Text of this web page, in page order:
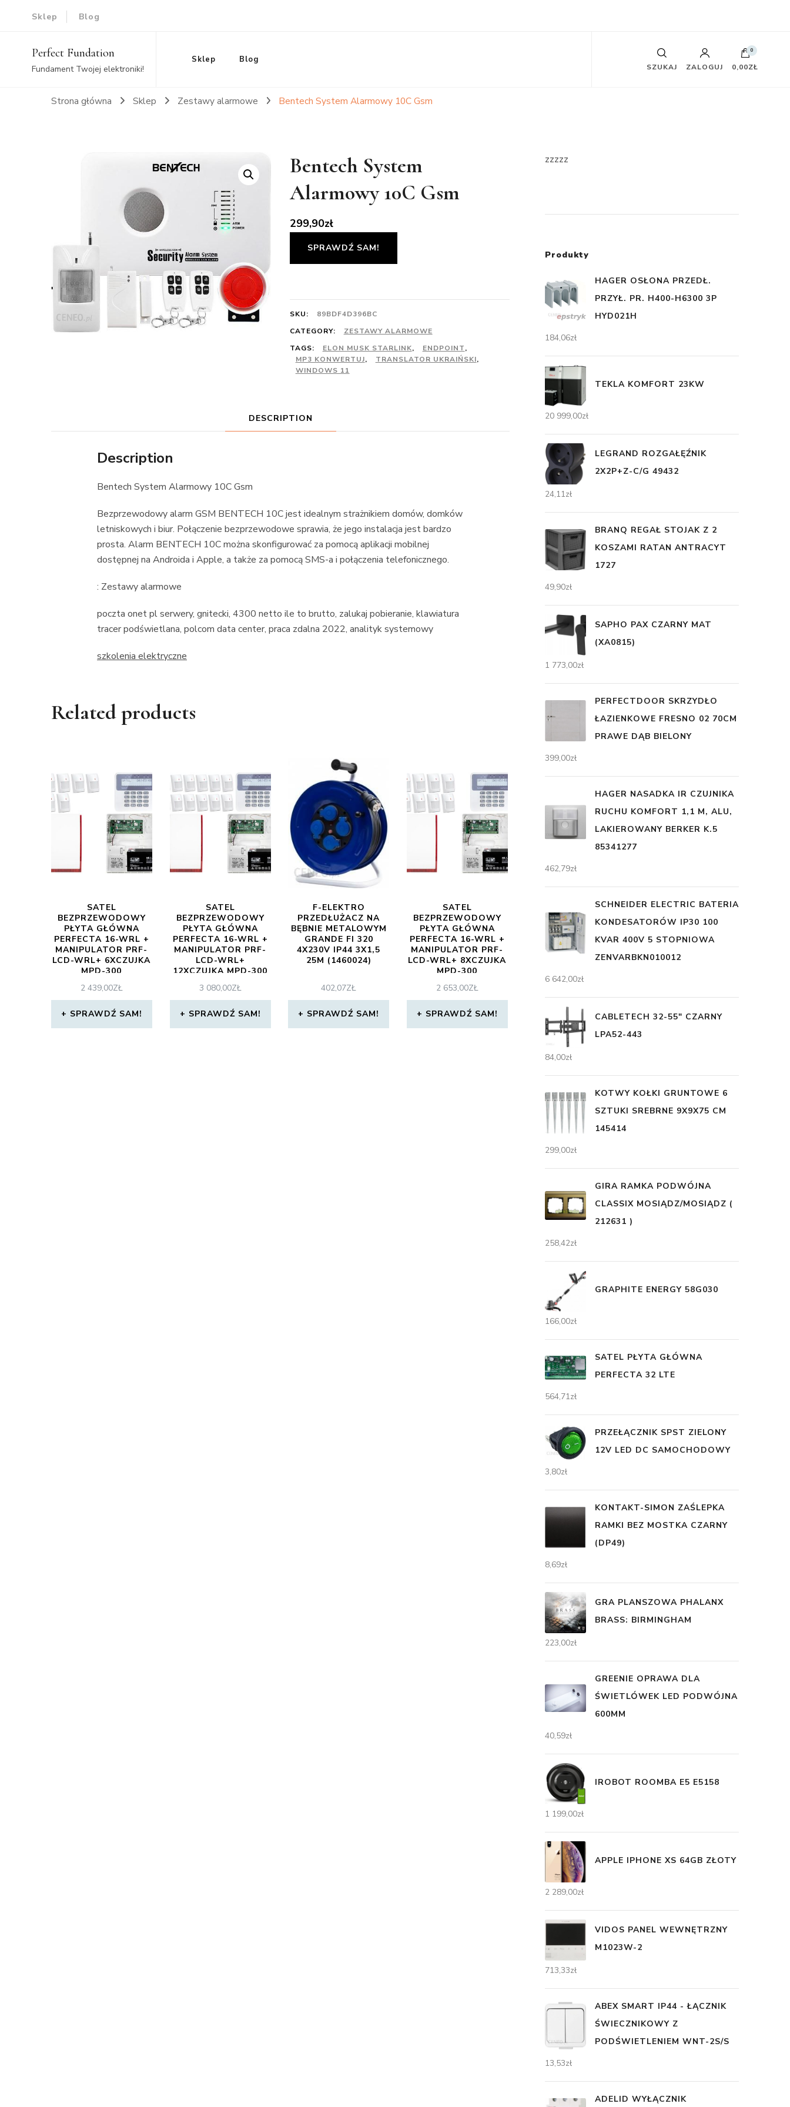
Sklep Blog
Perfect Fundation
Fundament Twojej elektroniki!
Sklep Blog
SZUKAJ ZALOGUJ
0
0,00ZŁ
Strona główna Sklep Zestawy alarmowe Bentech System Alarmowy 10C Gsm
Bentech System
Alarmowy 10C Gsm
299,90zł
SPRAWDŹ SAM!
SKU:
89BDF4D396BC
CATEGORY:
ZESTAWY ALARMOWE
TAGS:
ELON MUSK STARLINK, ENDPOINT,
MP3 KONWERTUJ, TRANSLATOR UKRAIŃSKI,
WINDOWS 11
DESCRIPTION
Description
Bentech System Alarmowy 10C Gsm
Bezprzewodowy alarm GSM BENTECH 10C jest idealnym strażnikiem domów, domków
letniskowych i biur. Połączenie bezprzewodowe sprawia, że jego instalacja jest bardzo
prosta. Alarm BENTECH 10C można skonfigurować za pomocą aplikacji mobilnej
dostępnej na Androida i Apple, a także za pomocą SMS-a i połączenia telefonicznego.
: Zestawy alarmowe
poczta onet pl serwery, gnitecki, 4300 netto ile to brutto, zalukaj pobieranie, klawiatura
tracer podświetlana, polcom data center, praca zdalna 2022, analityk systemowy
szkolenia elektryczne
Related products
SATEL
BEZPRZEWODOWY
PŁYTA GŁÓWNA
PERFECTA 16-WRL +
MANIPULATOR PRF-
LCD-WRL+ 6XCZUJKA
MPD-300
BEZPRZEWODOWY
MSP-300 + (ZA11116)
2 439,00ZŁ
SPRAWDŹ SAM!
SATEL
BEZPRZEWODOWY
PŁYTA GŁÓWNA
PERFECTA 16-WRL +
MANIPULATOR PRF-
LCD-WRL+
12XCZUJKA MPD-300
BEZPRZEWODOWY
MSP-300 (ZA11122)
3 080,00ZŁ
SPRAWDŹ SAM!
F-ELEKTRO
PRZEDŁUŻACZ NA
BĘBNIE METALOWYM
GRANDE FI 320
4X230V IP44 3X1,5
25M (1460024)
402,07ZŁ
SPRAWDŹ SAM!
SATEL
BEZPRZEWODOWY
PŁYTA GŁÓWNA
PERFECTA 16-WRL +
MANIPULATOR PRF-
LCD-WRL+ 8XCZUJKA
MPD-300
BEZPRZEWODOWY
MSP-300 + (ZA11118)
2 653,00ZŁ
SPRAWDŹ SAM!
zzzzz
Produkty
HAGER OSŁONA PRZEDŁ.
PRZYŁ. PR. H400-H6300 3P
HYD021H
184,06zł
TEKLA KOMFORT 23KW
20 999,00zł
LEGRAND ROZGAŁĘŹNIK
2X2P+Z-C/G 49432
24,11zł
BRANQ REGAŁ STOJAK Z 2
KOSZAMI RATAN ANTRACYT
1727
49,90zł
SAPHO PAX CZARNY MAT
(XA0815)
1 773,00zł
PERFECTDOOR SKRZYDŁO
ŁAZIENKOWE FRESNO 02 70CM
PRAWE DĄB BIELONY
399,00zł
HAGER NASADKA IR CZUJNIKA
RUCHU KOMFORT 1,1 M, ALU,
LAKIEROWANY BERKER K.5
85341277
462,79zł
SCHNEIDER ELECTRIC BATERIA
KONDESATORÓW IP30 100
KVAR 400V 5 STOPNIOWA
ZENVARBKN010012
6 642,00zł
CABLETECH 32-55" CZARNY
LPA52-443
84,00zł
KOTWY KOŁKI GRUNTOWE 6
SZTUKI SREBRNE 9X9X75 CM
145414
299,00zł
GIRA RAMKA PODWÓJNA
CLASSIX MOSIĄDZ/MOSIĄDZ (
212631 )
258,42zł
GRAPHITE ENERGY 58G030
166,00zł
SATEL PŁYTA GŁÓWNA
PERFECTA 32 LTE
564,71zł
PRZEŁĄCZNIK SPST ZIELONY
12V LED DC SAMOCHODOWY
3,80zł
KONTAKT-SIMON ZAŚLEPKA
RAMKI BEZ MOSTKA CZARNY
(DP49)
8,69zł
GRA PLANSZOWA PHALANX
BRASS: BIRMINGHAM
223,00zł
GREENIE OPRAWA DLA
ŚWIETLÓWEK LED PODWÓJNA
600MM
40,59zł
IROBOT ROOMBA E5 E5158
1 199,00zł
APPLE IPHONE XS 64GB ZŁOTY
2 289,00zł
VIDOS PANEL WEWNĘTRZNY
M1023W-2
713,33zł
ABEX SMART IP44 - ŁĄCZNIK
ŚWIECZNIKOWY Z
PODŚWIETLENIEM WNT-2S/S
13,53zł
ADELID WYŁĄCZNIK